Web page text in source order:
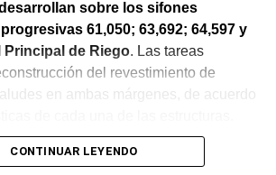
sobre los sifones
61,050; 63,692; 64,597 y
Principal de Riego. Las tareas
del revestimiento de
en ambas márgenes, de acuerdo
demolición de losas deterioradas, la
CONTINUAR LEYENDO